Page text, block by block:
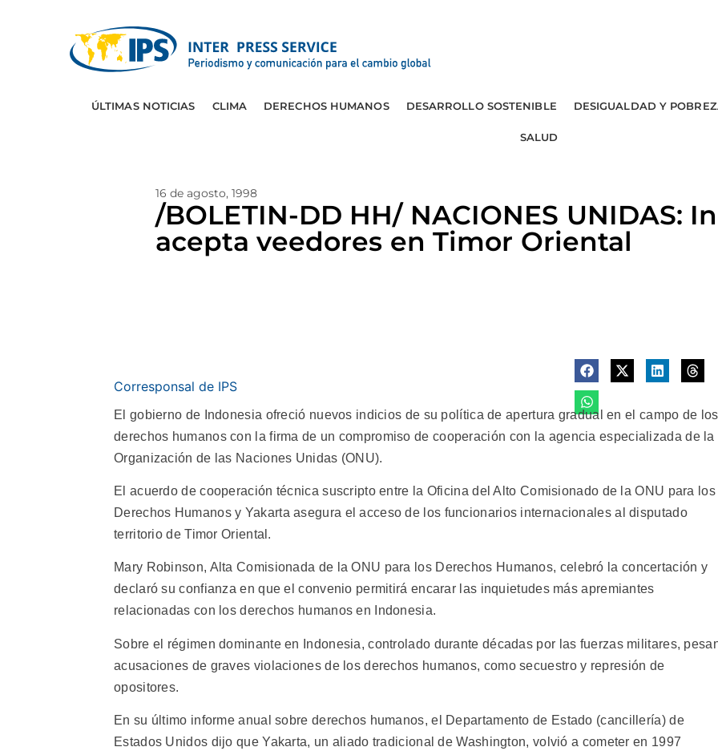
ÚLTIMAS NOTICIAS CLIMA DERECHOS HUMANOS DESARROLLO SOSTENIBLE DESIGUALDAD Y
SALUD
16 de agosto, 1998
/BOLETIN-DD HH/ NACIONES UNIDAS:
acepta veedores en Timor Oriental
Corresponsal de IPS
El gobierno de Indonesia ofreció nuevos indicios de su política de apertura gradual en el campo de los
derechos humanos con la firma de un compromiso de cooperación con la agencia especializada de la
Organización de las Naciones Unidas (ONU).
El acuerdo de cooperación técnica suscripto entre la Oficina del Alto Comisionado de la ONU para los
Derechos Humanos y Yakarta asegura el acceso de los funcionarios internacionales al disputado
territorio de Timor Oriental.
Mary Robinson, Alta Comisionada de la ONU para los Derechos Humanos, celebró la concertación y
declaró su confianza en que el convenio permitirá encarar las inquietudes más apremiantes
relacionadas con los derechos humanos en Indonesia.
Sobre el régimen dominante en Indonesia, controlado durante décadas por las fuerzas militares,
acusaciones de graves violaciones de los derechos humanos, como secuestro y represión de
opositores.
En su último informe anual sobre derechos humanos, el Departamento de Estado (cancillería) de
Estados Unidos dijo que Yakarta, un aliado tradicional de Washington, volvió a cometer en 1997